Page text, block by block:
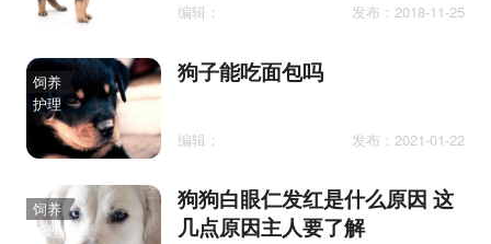
编辑： 发布：2018-11-25
饲养
护理
狗子能吃面包吗
编辑： 发布：2021-01-22
饲养
护理
狗狗白眼仁发红是什么原因 这
几点原因主人要了解